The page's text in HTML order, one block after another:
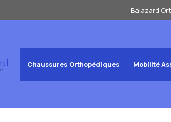
Balazard
Chaussures Orthopédiques Mobilité